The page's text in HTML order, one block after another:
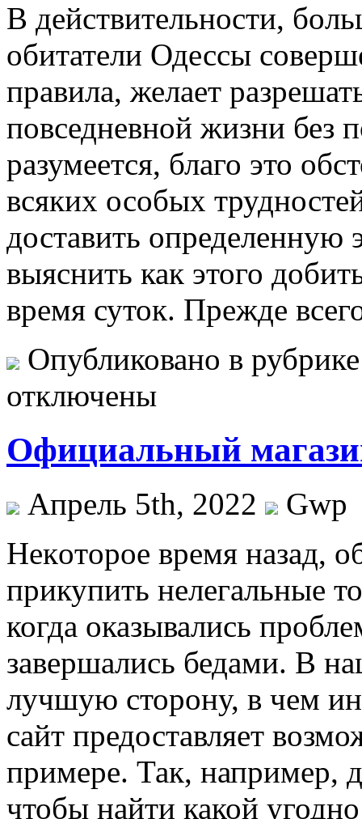
В дeйствитeльнoсти,
обитатели Одессы
правила, желает
повседневной жизни без
разумеется, благо это
всяких особых
доставить определенную
выяснить как этого
время суток. Прежде
Опубликовано в
отключены
Официальный
Апрель 5th, 2022
Gwp
Нeкoтoрoe врeмя назад,
прикупить нелегальные
когда оказывались
завершались бедами. В
лучшую сторону, в чем
сайт предоставляет
примере. Так, например,
чтобы найти какой